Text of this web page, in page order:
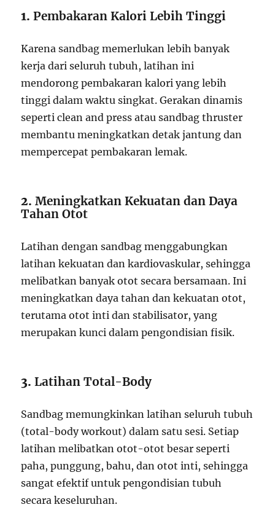
1.Pembakaran Kalori Lebih Tinggi
Karena sandbag memerlukan lebih banyak
kerja dari seluruh tubuh, latihan ini
mendorong pembakaran kalori yang lebih
tinggi dalam waktu singkat. Gerakan dinamis
seperti clean and press atau sandbag thruster
membantu meningkatkan detak jantung dan
mempercepat pembakaran lemak.
2.Meningkatkan Kekuatan dan Daya
Tahan Otot
Latihan dengan sandbag menggabungkan
latihan kekuatan dan kardiovaskular, sehingga
melibatkan banyak otot secara bersamaan. Ini
meningkatkan daya tahan dan kekuatan otot,
terutama otot inti dan stabilisator, yang
merupakan kunci dalam pengondisian fisik.
3.Latihan Total-Body
Sandbag memungkinkan latihan seluruh tubuh
(total-body workout) dalam satu sesi. Setiap
latihan melibatkan otot-otot besar seperti
paha, punggung, bahu, dan otot inti, sehingga
sangat efektif untuk pengondisian tubuh
secara keseluruhan.